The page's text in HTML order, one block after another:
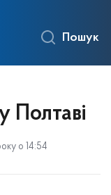
Пошук
Полтаві
о 14:54